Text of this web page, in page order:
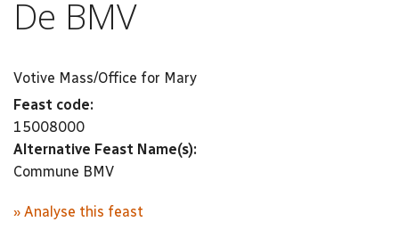
De BMV
Votive Mass/Office for Mary
Feast code:
15008000
Alternative Feast Name(s):
Commune BMV
» Analyse this feast